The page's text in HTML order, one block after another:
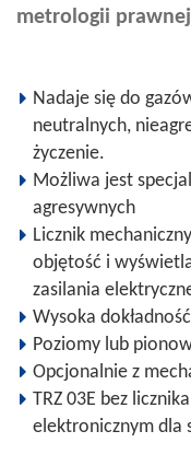
metrologii prawnej
Nadaje się do
neutralnych,
życzenie.
Możliwa jest
agresywnych
Licznik
objętość i
zasilania
Wysoka
Poziomy lub
Opcjonalnie z
TRZ 03E bez
elektronicznym dla